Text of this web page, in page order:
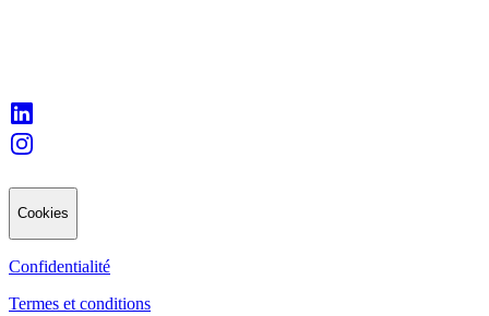
Cookies
Confidentialité
Termes et conditions